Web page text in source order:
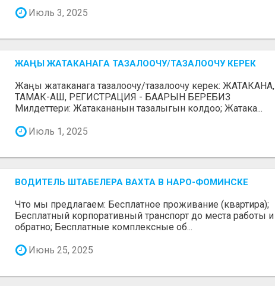
Июль 3, 2025
ЖАҢЫ ЖАТАКАНАГА ТАЗАЛООЧУ/ТАЗАЛООЧУ КЕРЕК
Жаңы жатаканага тазалоочу/тазалоочу керек: ЖАТАКАНА,
ТАМАК-АШ, РЕГИСТРАЦИЯ - БААРЫН БЕРЕБИЗ
Милдеттери: Жатакананын тазалыгын колдоо; Жатака...
Июль 1, 2025
ВОДИТЕЛЬ ШТАБЕЛЕРА ВАХТА В НАРО-ФОМИНСКЕ
Что мы предлагаем: Бесплатное проживание (квартира);
Бесплатный корпоративный транспорт до места работы и
обратно; Бесплатные комплексные об...
Июнь 25, 2025